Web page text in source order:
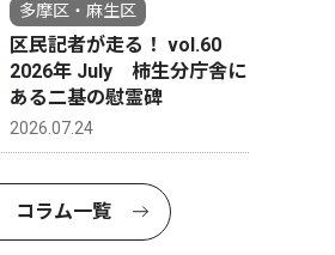
多摩区・麻生区
区民記者が走る！ vol.60
2026年 July 柿生分庁舎に
ある二基の慰霊碑
2026.07.24
コラム一覧